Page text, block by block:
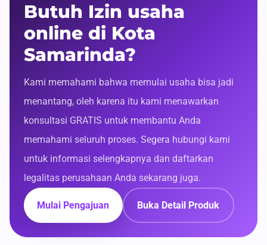
Butuh Izin usaha
online di Kota
Samarinda?
Kami memahami bahwa memulai usaha bisa jadi
menantang, oleh karena itu kami menawarkan
konsultasi GRATIS untuk membantu Anda
memahami seluruh proses. Segera hubungi kami
untuk informasi selengkapnya dan daftarkan
legalitas perusahaan Anda sekarang juga.
Mulai Pengajuan Buka Detail Produk